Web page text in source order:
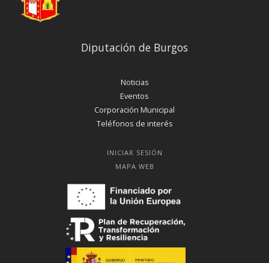
Diputación de Burgos
Noticias
Eventos
Corporación Municipal
Teléfonos de interés
INICIAR SESIÓN
MAPA WEB